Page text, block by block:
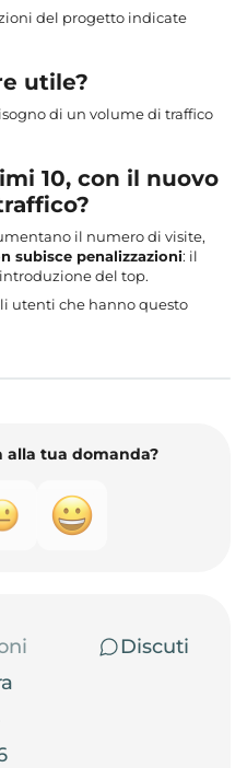
del progetto indicate
utile?
di un volume di traffico
10, con il nuovo
il numero di visite,
subisce penalizzazioni: il
del top.
utenti che hanno questo
alla tua domanda?
Discuti